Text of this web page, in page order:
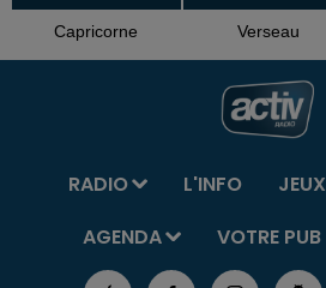
Capricorne Verseau
RADIO L'INFO JEUX
AGENDA
VOTRE PUB